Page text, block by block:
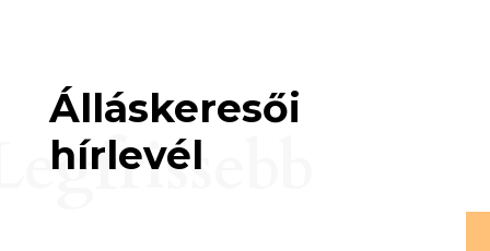
Álláskeresői
hírlevél